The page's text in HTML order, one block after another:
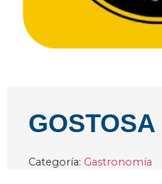
GOSTOSA
Categoría: Gastronomía